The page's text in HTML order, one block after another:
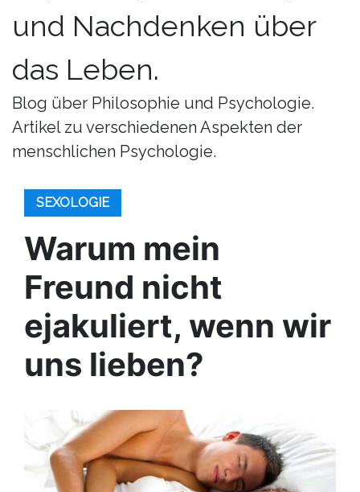
und Nachdenken über
das Leben.
Blog über Philosophie und Psychologie.
Artikel zu verschiedenen Aspekten der
menschlichen Psychologie.
SEXOLOGIE
Warum mein
Freund nicht
ejakuliert, wenn wir
uns lieben?